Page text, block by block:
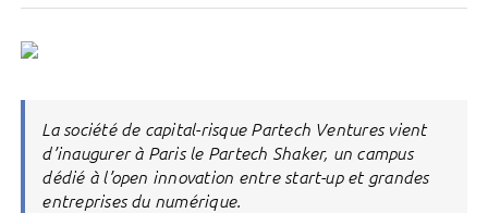
La société de capital-risque Partech Ventures vient
d’inaugurer à Paris le Partech Shaker, un campus
dédié à l’open innovation entre start-up et grandes
entreprises du numérique.